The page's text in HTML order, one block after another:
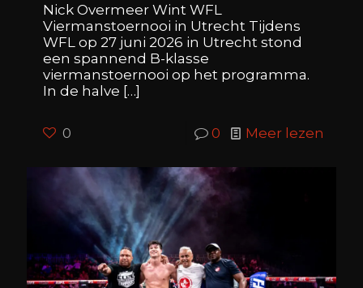
Nick Overmeer Wint WFL
Viermanstoernooi in Utrecht Tijdens
WFL op 27 juni 2026 in Utrecht stond
een spannend B-klasse
viermanstoernooi op het programma.
In de halve […]
0 0 Meer lezen